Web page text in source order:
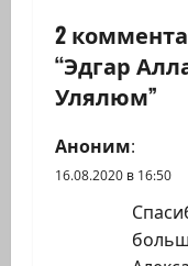
ц
и
я
з
2
“Эдгар
Улялюм”
Аноним:
16.08.2020 в 16:50